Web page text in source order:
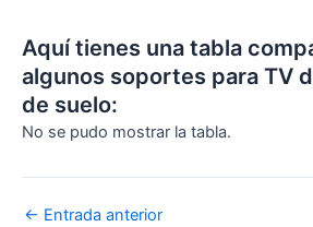
Aquí tienes una tabla
algunos soportes para TV
de suelo:
No se pudo mostrar la tabla.
Navegación
← Entrada anterior